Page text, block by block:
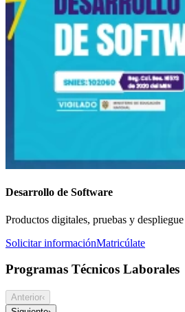
Desarrollo de Software
Productos digitales, pruebas y
Solicitar informaciónMatricúlate
Programas Técnicos Laborales
Anterior‹